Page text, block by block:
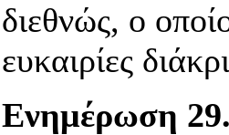
διεθνώς, ο
ευκαιρίες
Ενημέρωση